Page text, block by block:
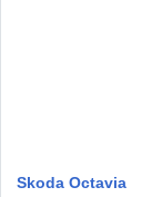
Skoda Octavia